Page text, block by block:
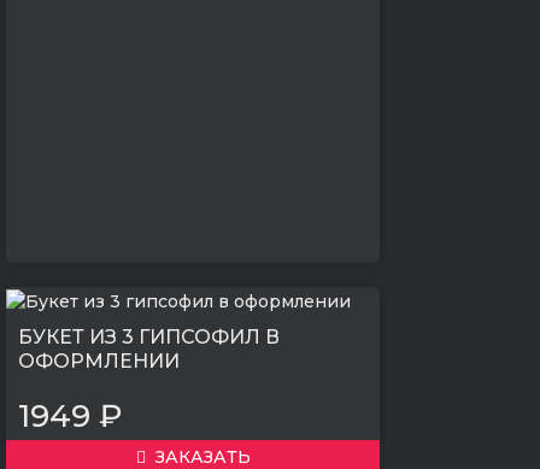
БУКЕТ ИЗ 3 ГИПСОФИЛ В
ОФОРМЛЕНИИ
1949 ₽
ЗАКАЗАТЬ